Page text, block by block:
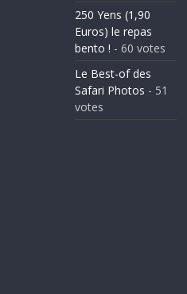
250 Yens (1,90
Euros) le repas
bento ! - 60 votes
Le Best-of des
Safari Photos - 51
votes